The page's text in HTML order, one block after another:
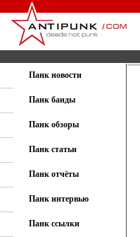
Панк новости
Панк банды
Панк обзоры
Панк статьи
Панк отчёты
Панк интервью
Панк ссылки